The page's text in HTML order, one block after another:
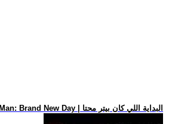
.. فيلم Spider-Man: Brand New Day | البداية اللي كان بيتر محتا